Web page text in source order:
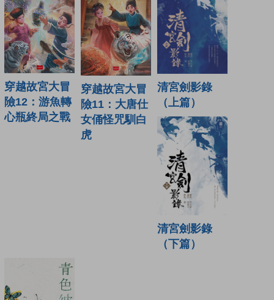
穿越故宮大冒
險12：游魚轉
心瓶終局之戰
穿越故宮大冒
險11：大唐仕
女俑怪咒馴白
虎
清宮劍影錄
（上篇）
清宮劍影錄
（下篇）